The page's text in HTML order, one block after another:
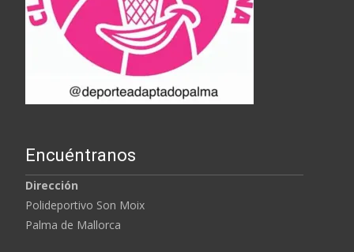
Encuéntranos
Dirección
Polideportivo Son Moix
Palma de Mallorca